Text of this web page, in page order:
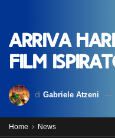
Arriva
film
di Gabriele Atzeni
Home News